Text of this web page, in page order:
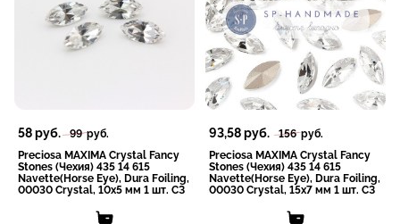
58руб. 99руб.
Preciosa MAXIMA Crystal Fancy
Stones (Чехия) 435 14 615
Navette(Horse Eye), Dura Foiling,
00030 Crystal, 10x5 мм 1 шт. СЗ
93,58руб. 156руб.
Preciosa MAXIMA Crystal Fancy
Stones (Чехия) 435 14 615
Navette(Horse Eye), Dura Foiling,
00030 Crystal, 15x7 мм 1 шт. СЗ